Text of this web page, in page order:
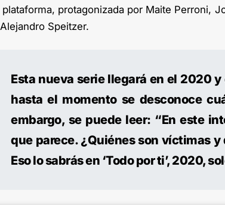
plataforma, protagonizada por Maite Perroni,
Speitzer.
Esta nueva serie llegará en el 2020
hasta el momento se desconoce
embargo, se puede leer: “En este
que parece. ¿Quiénes son víctimas
Eso lo sabrás en ‘Todo por ti’, 2020,